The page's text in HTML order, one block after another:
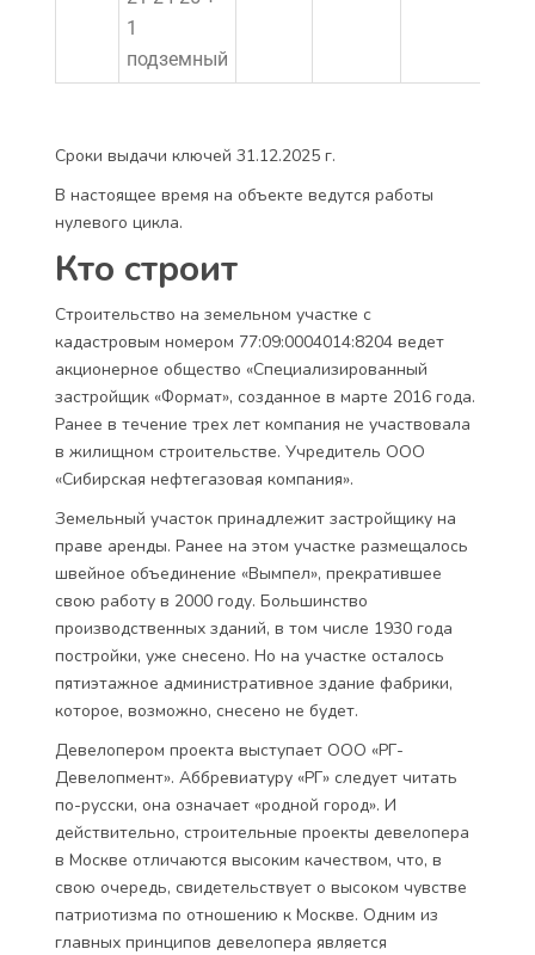
1
подземный
Сроки выдачи ключей 31.12.2025 г.
В настоящее время на объекте ведутся работы
нулевого цикла.
Кто строит
Строительство на земельном участке с
кадастровым номером 77:09:0004014:8204 ведет
акционерное общество «Специализированный
застройщик «Формат», созданное в марте 2016 года.
Ранее в течение трех лет компания не участвовала
в жилищном строительстве. Учредитель ООО
«Сибирская нефтегазовая компания».
Земельный участок принадлежит застройщику на
праве аренды. Ранее на этом участке размещалось
швейное объединение «Вымпел», прекратившее
свою работу в 2000 году. Большинство
производственных зданий, в том числе 1930 года
постройки, уже снесено. Но на участке осталось
пятиэтажное административное здание фабрики,
которое, возможно, снесено не будет.
Девелопером проекта выступает ООО «РГ-
Девелопмент». Аббревиатуру «РГ» следует читать
по-русски, она означает «родной город». И
действительно, строительные проекты девелопера
в Москве отличаются высоким качеством, что, в
свою очередь, свидетельствует о высоком чувстве
патриотизма по отношению к Москве. Одним из
главных принципов девелопера является